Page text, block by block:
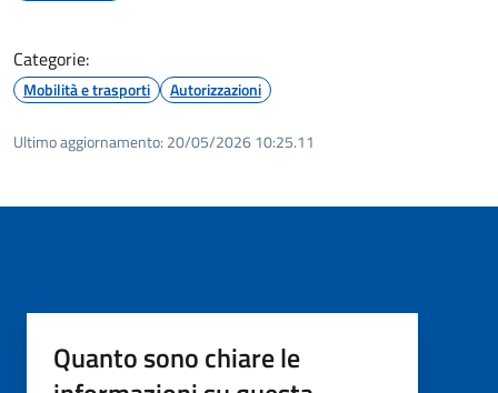
Categorie:
Mobilità e trasporti Autorizzazioni
Ultimo aggiornamento: 20/05/2026 10:25.11
Quanto sono chiare le